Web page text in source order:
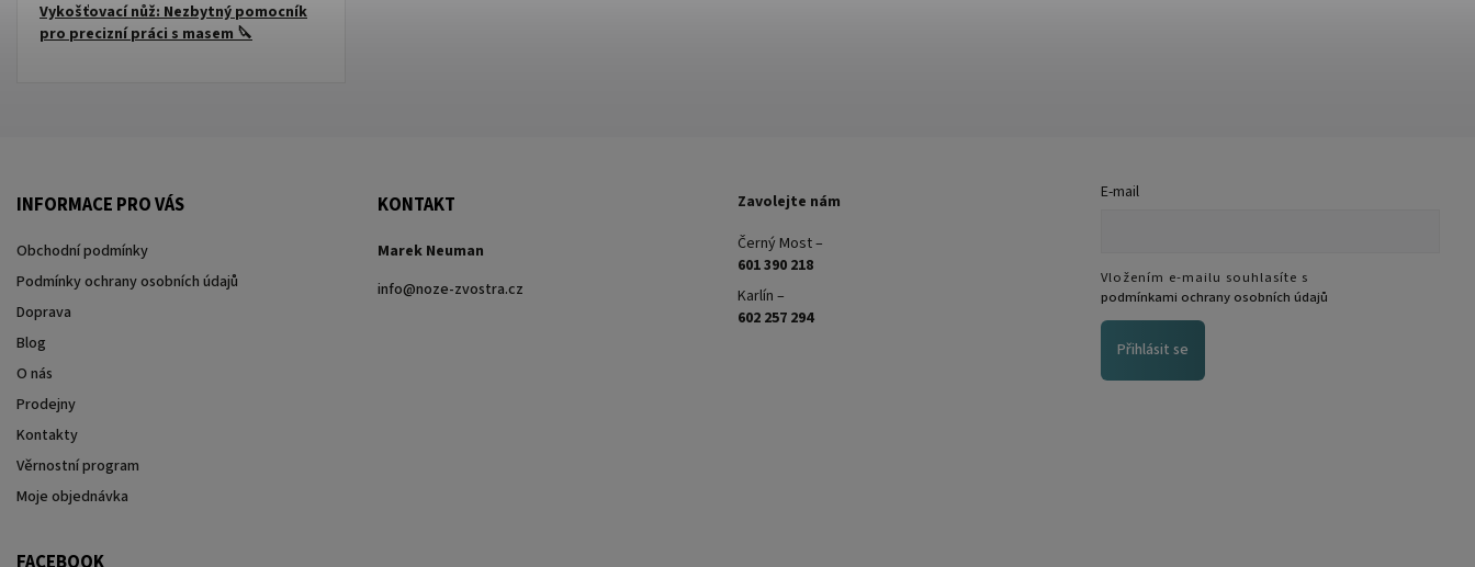
Vykošťovací nůž: Nezbytný pomocník
pro precizní práci s masem 🔪
INFORMACE PRO VÁS
Obchodní podmínky
Podmínky ochrany osobních údajů
Doprava
Blog
O nás
Prodejny
Kontakty
Věrnostní program
Moje objednávka
KONTAKT
Marek Neuman
info@noze-zvostra.cz
Zavolejte nám
Černý Most –
601 390 218
Karlín –
602 257 294
E-mail
Vložením e-mailu souhlasíte s
podmínkami ochrany osobních údajů
Přihlásit se